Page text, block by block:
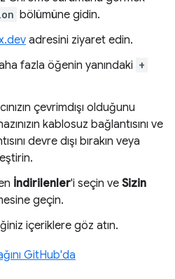
bölümüne gidin.
adresini ziyaret edin.
fazla öğenin yanındaki +
çevrimdışı olduğunu
kablosuz bağlantısını ve
devre dışı bırakın veya
İndirilenler'i seçin ve Sizin
geçin.
içeriklere göz atın.
GitHub'da